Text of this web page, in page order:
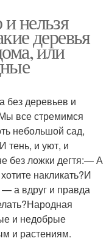
нельзя
деревья
или
без деревьев и
все стремимся
небольшой сад,
тень, и уют, и
без ложки дегтя:— А
накликать?И
а вдруг и правда
и недобрые
и растениям.